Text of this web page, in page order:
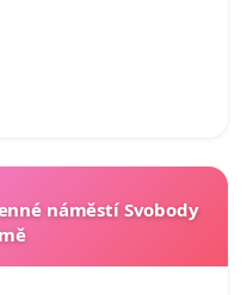
náměstí Svobody